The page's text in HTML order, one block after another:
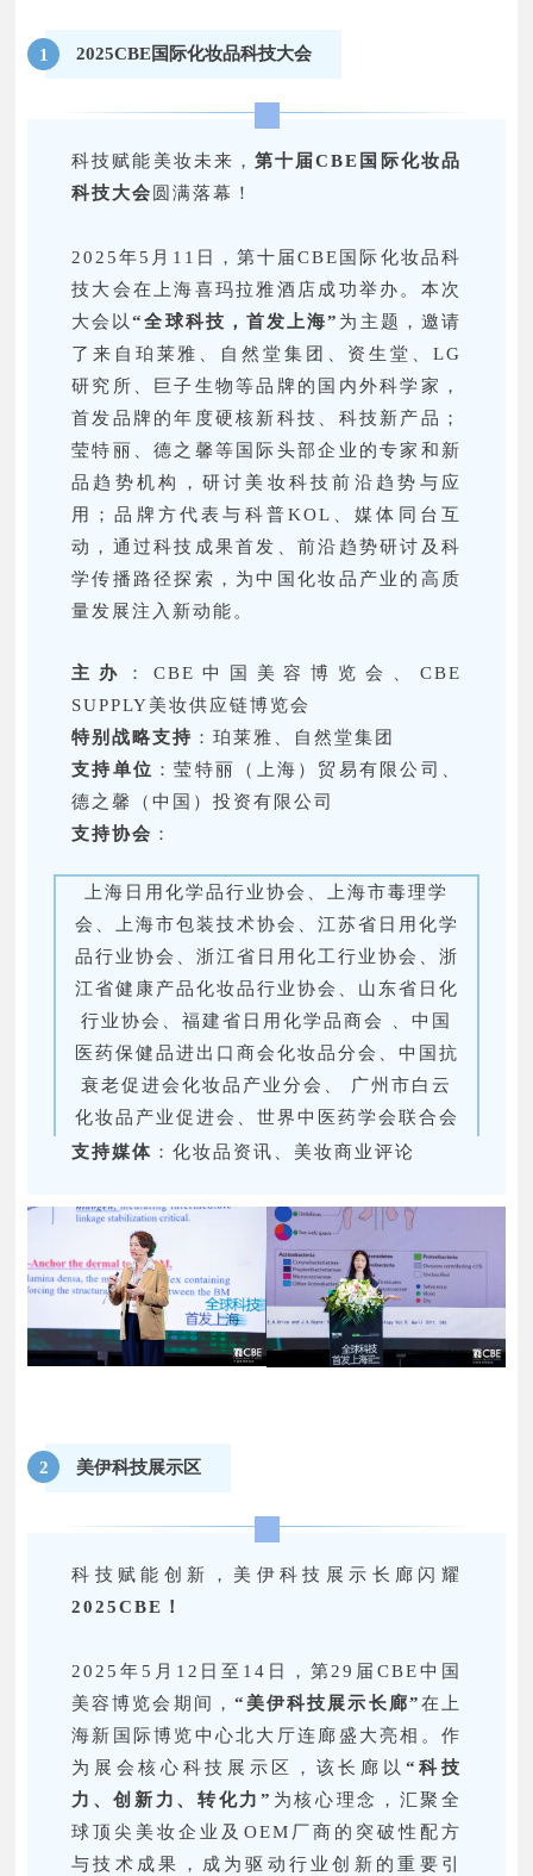
1 2025CBE国际化妆品科技大会
科技赋能美妆未来，第十届CBE国际化妆品
科技大会 圆满落幕！
2025年5月11日，第十届CBE国际化妆品科
技大会在上海喜玛拉雅酒店成功举办。本次
大会以“全球科技，首发上海” 为主题，邀请
了来自珀莱雅、自然堂集团、资生堂、LG
研究所、巨子生物等品牌的国内外科学家，
首发品牌的年度硬核新科技、科技新产品；
莹特丽、德之馨等国际头部企业的专家和新
品趋势机构，研讨美妆科技前沿趋势与应
用；品牌方代表与科普KOL、媒体同台互
动，通过科技成果首发、前沿趋势研讨及科
学传播路径探索，为中国化妆品产业的高质
量发展注入新动能。
主办
：CBE中国美容博览会、CBE
SUPPLY美妆供应链博览会
特别战略支持 ：珀莱雅、自然堂集团
支持单位 ：莹特丽（上海）贸易有限公司、
德之馨（中国）投资有限公司
支持协会 ：
上海日用化学品行业协会、上海市毒理学
会、上海市包装技术协会、江苏省日用化学
品行业协会、浙江省日用化工行业协会、浙
江省健康产品化妆品行业协会、山东省日化
行业协会、福建省日用化学品商会 、中国
医药保健品进出口商会化妆品分会、中国抗
衰老促进会化妆品产业分会、 广州市白云
化妆品产业促进会、世界中医药学会联合会
中药养颜产业分会、汕头市化妆品行业协
用化学品行业协会、 义乌市化妆品行业协
会、扬州市化妆品协会、中山市化妆品行业
协会、佛山市南海区化妆品行业协会、佛山
市三水区化妆品行业协会、余姚市化妆品包
装技术协会、化妆品产业发展联盟
支持媒体 ：化妆品资讯、美妆商业评论
2 美伊科技展示区
科技赋能创新，美伊科技展示长廊闪耀
2025CBE！
2025年5月12日至14日，第29届CBE中国
美容博览会期间， “美伊科技 展示长廊”在上
海新国际博览中心北大厅连廊盛大亮相。作
为展会核心科技展示区，该长廊以 “科技
力、创新力、转化力” 为核心理念，汇聚全
球顶尖美妆企业及OEM厂商的突破性配方
与技术成果，成为驱动行业创新的重要引